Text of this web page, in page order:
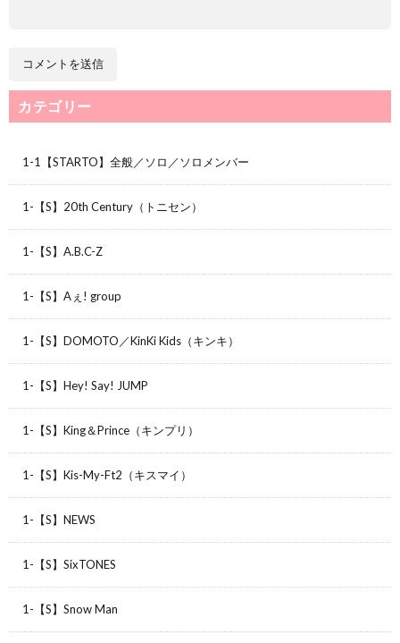
カテゴリー
1-1【STARTO】全般／ソロ／ソロメンバー
1-【S】20th Century（トニセン）
1-【S】A.B.C-Z
1-【S】Aぇ! group
1-【S】DOMOTO／KinKi Kids（キンキ）
1-【S】Hey! Say! JUMP
1-【S】King＆Prince（キンプリ）
1-【S】Kis-My-Ft2（キスマイ）
1-【S】NEWS
1-【S】SixTONES
1-【S】Snow Man